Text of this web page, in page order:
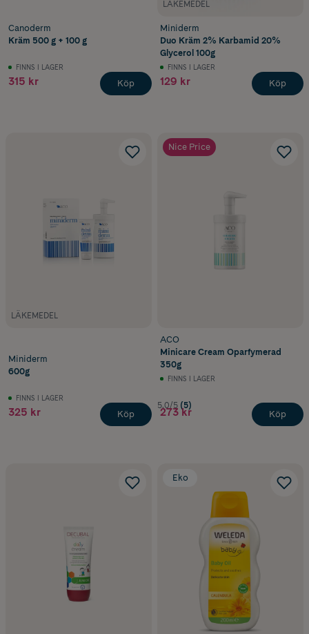
Canoderm
Kräm 500 g + 100 g
FINNS I LAGER
315 kr Köp
LÄKEMEDEL
Miniderm
Duo Kräm 2% Karbamid 20%
Glycerol 100g
FINNS I LAGER
129 kr Köp
LÄKEMEDEL
Miniderm
600g
FINNS I LAGER
325 kr Köp
Nice Price
ACO
Minicare Cream Oparfymerad
350g
FINNS I LAGER
5.0/5 (5)
273 kr Köp
Eko